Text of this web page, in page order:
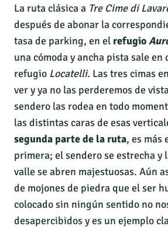
La ruta clásica a Tre Cime di
después de abonar la
tasa de parking, en elrefugio
una cómoda y ancha pista sale en
refugio Locatelli. Las tres cimas
ver y ya no las perderemos de
sendero las rodea en todo
las distintas caras de esas
segunda parte de la ruta, es más
primera; el sendero se estrecha y
valle se abren majestuosas. Aún
de mojones de piedra que el ser
colocado sin ningún sentido no
desapercibidos y es un ejemplo